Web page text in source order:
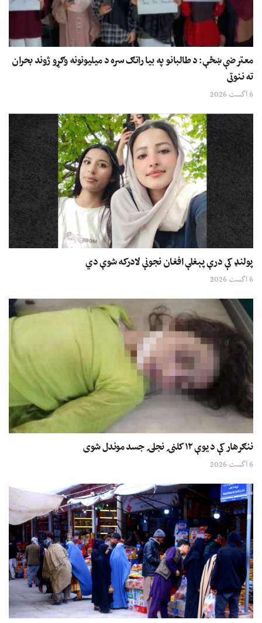
معترضې ښځې: د طالبانو په بیا راتګ سره د میلیونونه وګړو ژوند بحران
ته ننوتی
6 اگست 2026
پولنډ کې درې پېغلې افغان نجونې لادرکه شوې دي
6 اگست 2026
ننګرهار کې د یوې ۱۲ کلنۍ نجلۍ جسد موندل شوی
6 اگست 2026